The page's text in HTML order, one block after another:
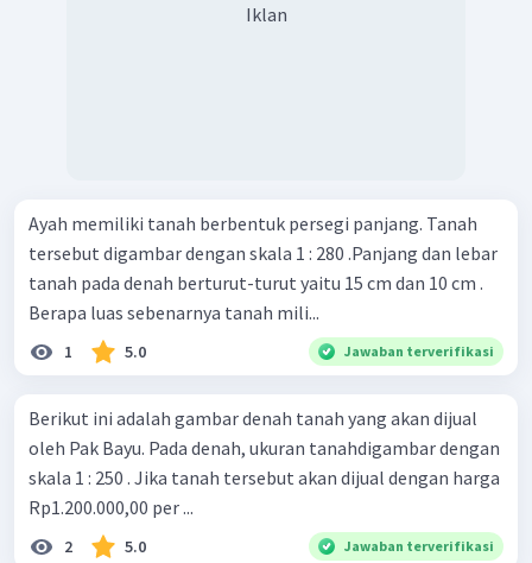
Iklan
Ayah memiliki tanah berbentuk persegi panjang. Tanah
tersebut digambar dengan skala 1 : 280 .Panjang dan lebar
tanah pada denah berturut-turut yaitu 15 cm dan 10 cm .
Berapa luas sebenarnya tanah mili...
1 5.0 Jawaban terverifikasi
Berikut ini adalah gambar denah tanah yang akan dijual
oleh Pak Bayu. Pada denah, ukuran tanahdigambar dengan
skala 1 : 250 . Jika tanah tersebut akan dijual dengan harga
Rp1.200.000,00 per ...
2 5.0 Jawaban terverifikasi